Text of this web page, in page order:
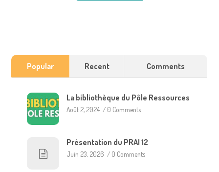
Popular Recent Comments
La bibliothèque du Pôle Ressources
Août 2, 2024 / 0 Comments
Présentation du PRAI 12
Juin 23, 2026 / 0 Comments